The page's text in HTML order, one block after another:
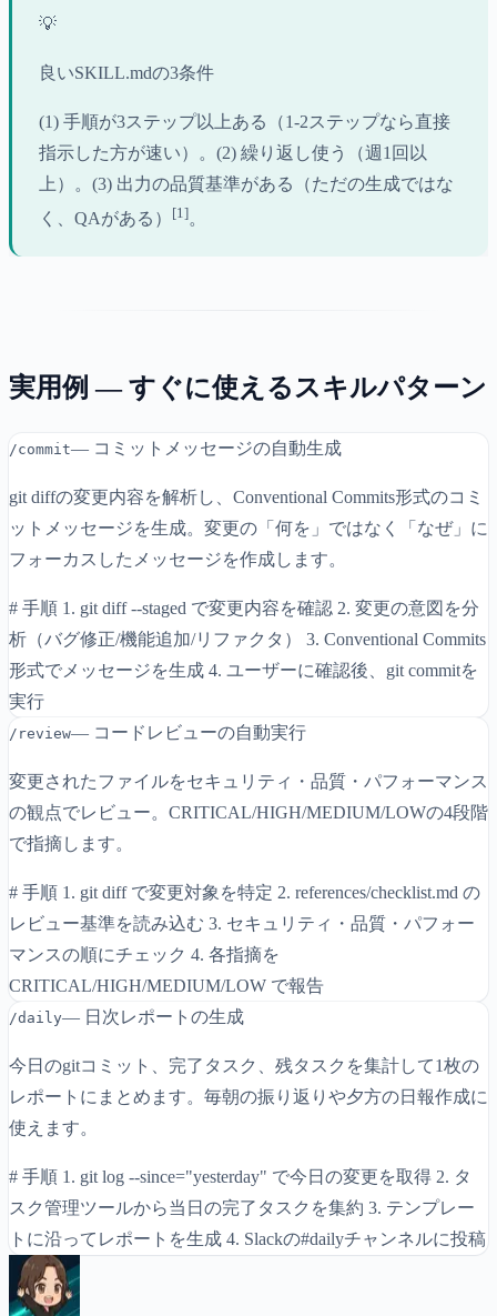
💡
良いSKILL.mdの3条件
(1) 手順が3ステップ以上ある（1-2ステップなら直接
指示した方が速い）。(2) 繰り返し使う（週1回以
上）。(3) 出力の品質基準がある（ただの生成ではな
く、QAがある）
[1]。
実用例 — すぐに使えるスキルパターン
/commit— コミットメッセージの自動生成
git diffの変更内容を解析し、Conventional Commits形式のコミ
ットメッセージを生成。変更の「何を」ではなく「なぜ」に
フォーカスしたメッセージを作成します。
# 手順 1. git diff --staged で変更内容を確認 2. 変更の意図を分
析（バグ修正/機能追加/リファクタ） 3. Conventional Commits
形式でメッセージを生成 4. ユーザーに確認後、git commitを
実行
/review— コードレビューの自動実行
変更されたファイルをセキュリティ・品質・パフォーマンス
の観点でレビュー。CRITICAL/HIGH/MEDIUM/LOWの4段階
で指摘します。
# 手順 1. git diff で変更対象を特定 2. references/checklist.md の
レビュー基準を読み込む 3. セキュリティ・品質・パフォー
マンスの順にチェック 4. 各指摘を
CRITICAL/HIGH/MEDIUM/LOW で報告
/daily— 日次レポートの生成
今日のgitコミット、完了タスク、残タスクを集計して1枚の
レポートにまとめます。毎朝の振り返りや夕方の日報作成に
使えます。
# 手順 1. git log --since="yesterday" で今日の変更を取得 2. タ
スク管理ツールから当日の完了タスクを集約 3. テンプレー
トに沿ってレポートを生成 4. Slackの#dailyチャンネルに投稿